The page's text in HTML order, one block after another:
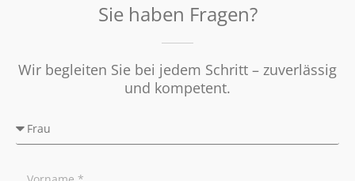
Tipps für PrivatverkäuferSie haben Fragen?
Wir begleiten Sie bei jedem Schritt – zuverlässig
und kompetent.